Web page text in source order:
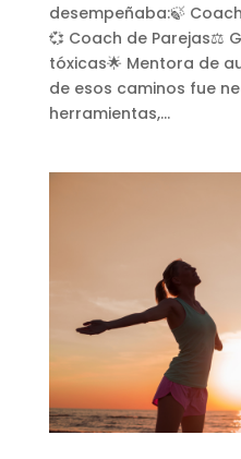
desempeñaba:🍃
💞 Coach de Parejas⚖️
tóxicas🌟 Mentora de
de esos caminos fue
herramientas,...